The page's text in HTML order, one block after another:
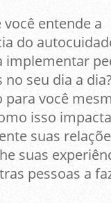
você entende a
do
implementar
seu dia a
você
isso impacta
suas
suas
pessoas a